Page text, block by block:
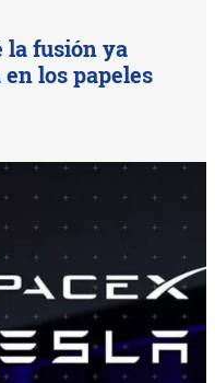
la fusión ya
los papeles